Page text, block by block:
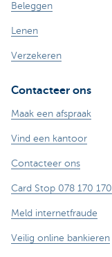
Beleggen
Lenen
Verzekeren
Contacteer ons
Maak een afspraak
Vind een kantoor
Contacteer ons
Card Stop 078 170 170
Meld internetfraude
Veilig online bankieren